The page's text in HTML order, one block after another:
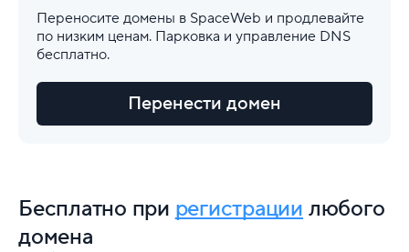
Переносите домены в SpaceWeb и продлевайте
по низким ценам. Парковка и управление DNS
бесплатно.
Перенести домен
Бесплатно при регистрации любого
домена